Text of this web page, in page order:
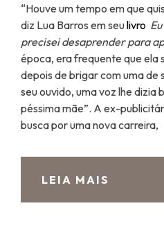
“Houve um tempo em que
diz Lua Barros em seulivro
precisei desaprender para
época, era frequente que ela
depois de brigar com uma de
seu ouvido, uma voz lhe dizia
péssima mãe”. A ex-
busca por uma nova carreira,
LEIA MAIS